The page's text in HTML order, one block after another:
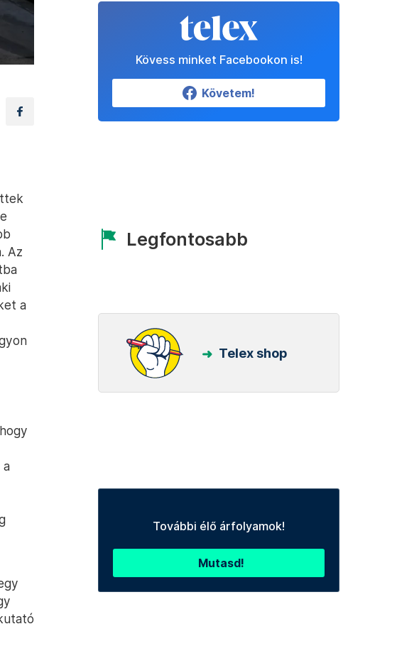
Az
a
a
Kövess minket Facebookon is!
Követem!
Legfontosabb
Telex shop
További élő árfolyamok!
Mutasd!